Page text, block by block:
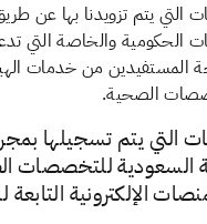
التي ​يتم تزويدنا بها عن
الحكومية والخاصة التي
المستفيدين من خدمات
الصحية.
التي يتم تسجيلها
السعودية للتخصصات
الإلكترونية التابعة